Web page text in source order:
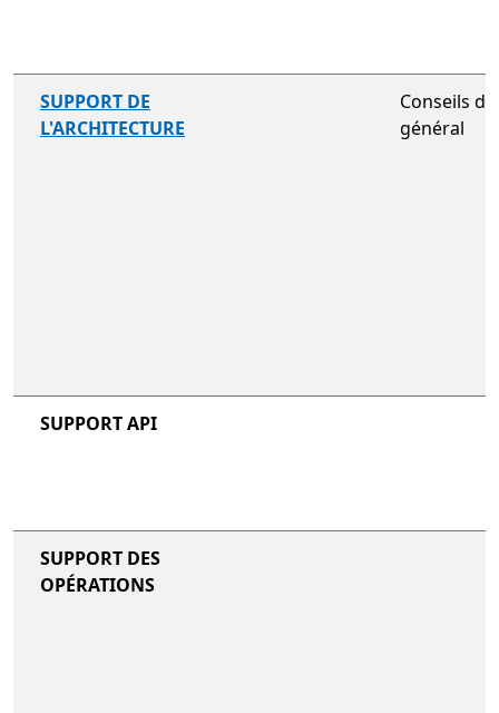
SUPPORT DE
L'ARCHITECTURE
Conseils
général
SUPPORT API
SUPPORT DES
OPÉRATIONS